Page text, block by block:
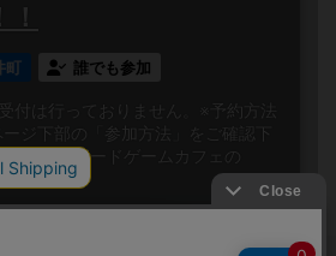
町 誰でも参加
付は行っておりません。※予約方法
ージ下部の「参加方法」をご確認下
歩3分！ ボードゲームカフェの
閉じる